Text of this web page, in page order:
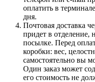
оплатить в
дня.
Почтовая доставка
придет в отделение,
посылке. Перед
коробки: вес,
самостоятельно вы
Один заказ может
его стоимость не